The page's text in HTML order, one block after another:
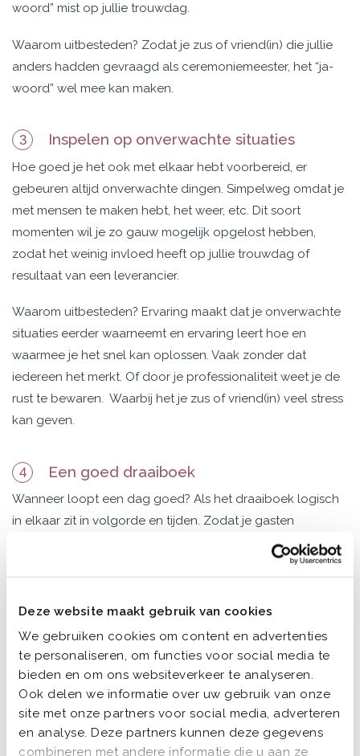
Deze website maakt gebruik van cookies
We gebruiken cookies om content en advertenties
te personaliseren, om functies voor social media te
bieden en om ons websiteverkeer te analyseren.
Ook delen we informatie over uw gebruik van onze
site met onze partners voor social media, adverteren
en analyse. Deze partners kunnen deze gegevens
combineren met andere informatie die u aan ze
woord” mist op jullie trouwdag.
Waarom uitbesteden? Zodat je zus of vriend(in) die jullie
anders hadden gevraagd als ceremoniemeester, het “ja-
woord” wel mee kan maken.
3 Inspelen op onverwachte situaties
Hoe goed je het ook met elkaar hebt voorbereid, er
gebeuren altijd onverwachte dingen. Simpelweg omdat je
met mensen te maken hebt, het weer, etc. Dit soort
momenten wil je zo gauw mogelijk opgelost hebben,
zodat het weinig invloed heeft op jullie trouwdag of
resultaat van een leverancier.
Waarom uitbesteden? Ervaring maakt dat je onverwachte
situaties eerder waarneemt en ervaring leert hoe en
waarmee je het snel kan oplossen. Vaak zonder dat
iedereen het merkt. Of door je professionaliteit weet je de
rust te bewaren. Waarbij het je zus of vriend(in) veel stress
kan geven.
4 Een goed draaiboek
Wanneer loopt een dag goed? Als het draaiboek logisch
in elkaar zit in volgorde en tijden. Zodat je gasten
bijvoorbeeld niet te lang hoeven te wachten of dat er juist
veel haast is. Maar ook of de ruimtes goed zijn ingedeeld
Waarom uitbesteden? Door de ervaring weet je als
professioneel ceremoniemeester goed wat werkt en
vooral ook wat niet. En wat daar allemaal voor nodig is.
Eventuele (vervelende) verrassingen weet je hiermee ook
te voorkomen.